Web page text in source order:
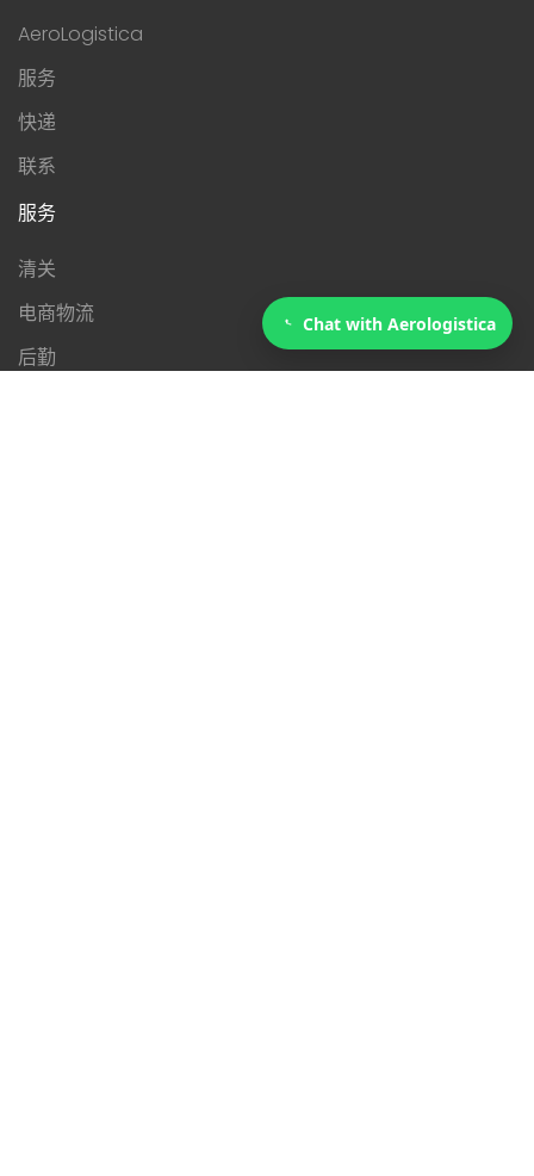
AeroLogistica
服务
快递
联系
服务
清关
电商物流
后勤
Chat with Aerologistica